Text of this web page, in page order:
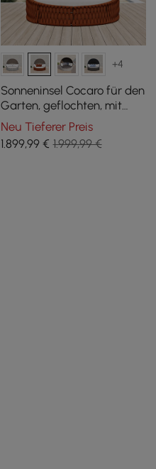
+4
Sonneninsel Cocaro für den
Garten, geflochten, mit
Aluminiumrahmen und
Sonnendach, wetterfest,
grau
Neu Tieferer Preis
1.899,99€ 1.999,99 €